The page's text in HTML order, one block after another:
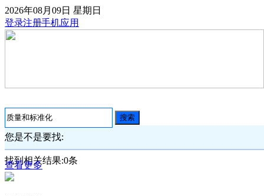
2026年08月09日 星期日
登录注册手机应用
搜索
您是不是要找:
找到相关结果:0条
查看更多